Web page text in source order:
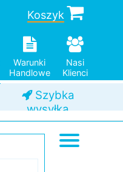
Warunki
Handlowe
Nasi
Klienci
Koszyk
Szybka
wysyłka
Od jednej
sztuki